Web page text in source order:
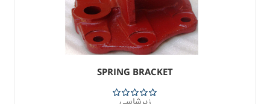
SPRING BRACKET